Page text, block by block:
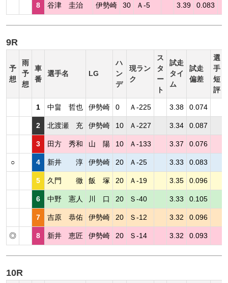
8 谷津 圭治 伊勢崎 30 Ａ-5 3.39 0.083
9R
予
想
雨
予
想
車
番
選手名 LG
ハ
ン
デ
現ラン
ク
ス
タ
ー
ト
試走
タイ
ム
試走
偏差
選
手
短
評
1 中畠 哲也 伊勢崎 0 Ａ-225 3.38 0.074
2 北渡瀬 充 伊勢崎 10 Ａ-227 3.34 0.087
3 田方 秀和 山 陽 10 Ａ-133 3.37 0.076
○ 4 新井 淳 伊勢崎 20 Ａ-25 3.33 0.083
5 久門 徹 飯 塚 20 Ａ-19 3.35 0.096
6 中野 憲人 川 口 20 Ｓ-40 3.33 0.105
7 吉原 恭佑 伊勢崎 20 Ｓ-12 3.32 0.096
◎ 8 新井 恵匠 伊勢崎 20 Ｓ-14 3.32 0.093
10R